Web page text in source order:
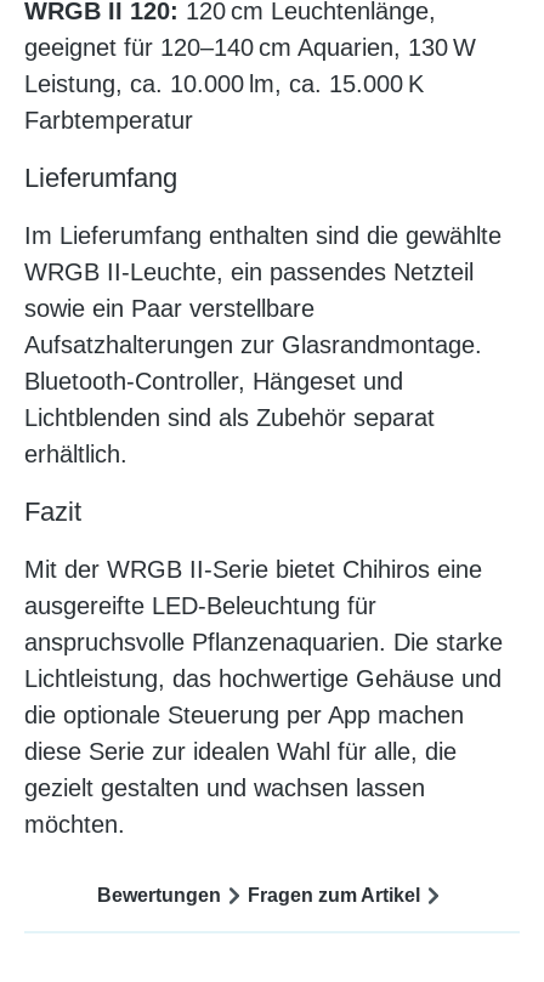
WRGB II 120: 120 cm Leuchtenlänge,
geeignet für 120–140 cm Aquarien, 130 W
Leistung, ca. 10.000 lm, ca. 15.000 K
Farbtemperatur
Lieferumfang
Im Lieferumfang enthalten sind die gewählte
WRGB II-Leuchte, ein passendes Netzteil
sowie ein Paar verstellbare
Aufsatzhalterungen zur Glasrandmontage.
Bluetooth-Controller, Hängeset und
Lichtblenden sind als Zubehör separat
erhältlich.
Fazit
Mit der WRGB II-Serie bietet Chihiros eine
ausgereifte LED-Beleuchtung für
anspruchsvolle Pflanzenaquarien. Die starke
Lichtleistung, das hochwertige Gehäuse und
die optionale Steuerung per App machen
diese Serie zur idealen Wahl für alle, die
gezielt gestalten und wachsen lassen
möchten.
Bewertungen Fragen zum Artikel